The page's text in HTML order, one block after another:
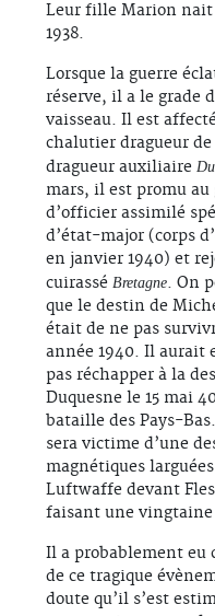
Leur fille Marion nait
1938.
Lorsque la guerre
réserve, il a le grade
vaisseau. Il est
chalutier dragueur
dragueur auxiliaire
mars, il est promu au
d’officier assimilé
d’état-major (corps
en janvier 1940) et
cuirassé Bretagne. On
que le destin de
était de ne pas
année 1940. Il aurait
pas réchapper à la
Duquesne le 15 mai
bataille des Pays-
sera victime d’une
magnétiques
Luftwaffe devant
faisant une vingtaine
Il a probablement eu
de ce tragique
doute qu’il s’est